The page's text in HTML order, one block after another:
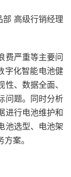
高级行销经理
费严重等主要问
字化智能电池健
、数据全面、
问题。同时分析
进行电池维护和
池选型、电池架
案。